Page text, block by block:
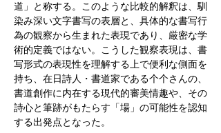
道」と称する。このような比較的解釈は、馴
染み深い文字書写の表層と、具体的な書写行
為の観察から生まれた表現であり、厳密な学
術的定義ではない。こうした観察表現は、書
写形式の表現性を理解する上で便利な側面を
持ち、在日詩人・書道家である个个さんの、
書道創作に内在する現代的審美情趣や、その
詩心と筆跡がもたらす「場」の可能性を認知
する出発点となった。